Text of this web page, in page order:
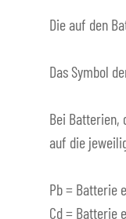
Die auf den
Das Symbol
Bei Batterien,
auf die
Pb = Batterie
Cd = Batterie